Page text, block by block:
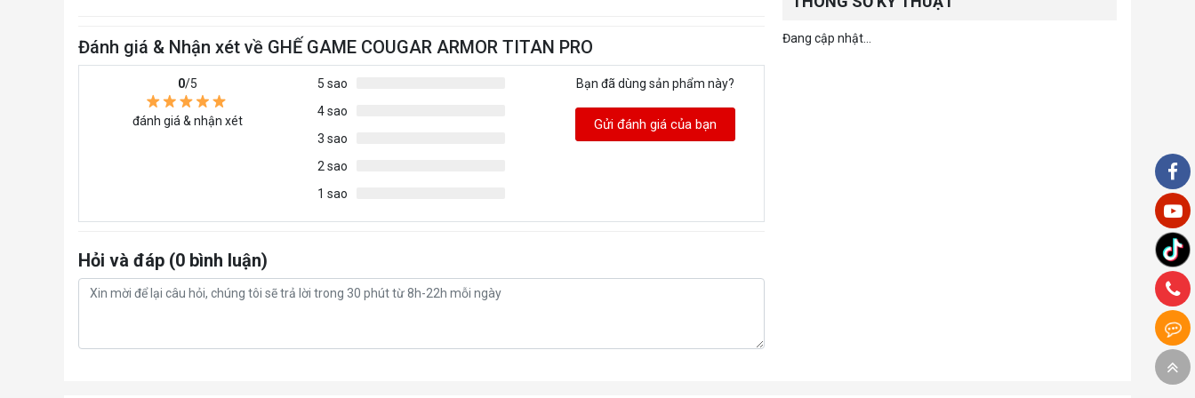
Đánh giá & Nhận xét về GHẾ GAME COUGAR ARMOR TITAN PRO
0/5
đánh giá & nhận xét
5 sao
4 sao
3 sao
2 sao
1 sao
Bạn đã dùng sản phẩm này?
Gửi đánh giá của bạn
Hỏi và đáp (0 bình luận)
Đang cập nhật...